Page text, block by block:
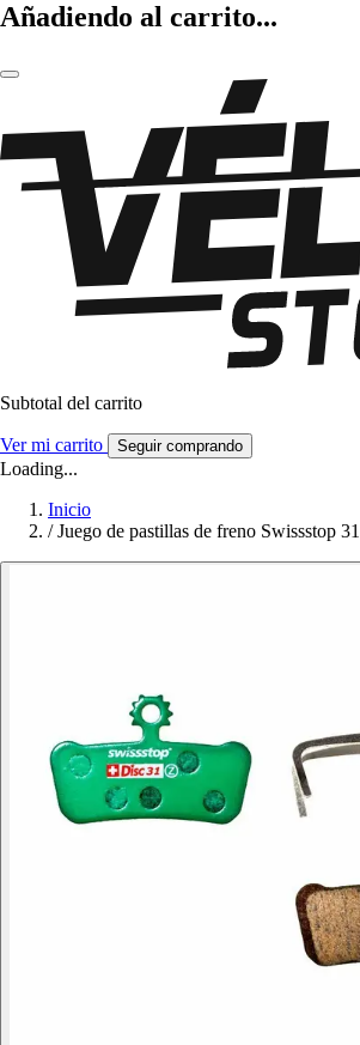
Añadiendo al carrito...
Subtotal del carrito
Ver mi carrito Seguir comprando
Loading...
Inicio
/ Juego de pastillas de freno Swissstop 31